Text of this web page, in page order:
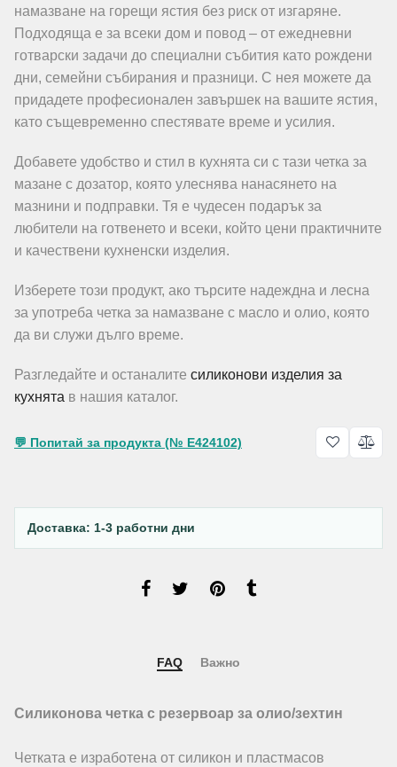
намазване на горещи ястия без риск от изгаряне.
Подходяща е за всеки дом и повод – от ежедневни
готварски задачи до специални събития като рождени
дни, семейни събирания и празници. С нея можете да
придадете професионален завършек на вашите ястия,
като същевременно спестявате време и усилия.
Добавете удобство и стил в кухнята си с тази четка за
мазане с дозатор, която улеснява нанасянето на
мазнини и подправки. Тя е чудесен подарък за
любители на готвенето и всеки, който цени практичните
и качествени кухненски изделия.
Изберете този продукт, ако търсите надеждна и лесна
за употреба четка за намазване с масло и олио, която
да ви служи дълго време.
Разгледайте и останалите силиконови изделия за
кухнята в нашия каталог.
💬 Попитай за продукта (№ E424102)
Доставка: 1-3 работни дни
FAQ Важно
Силиконова четка с резервоар за олио/зехтин
Четката е изработена от силикон и пластмасов